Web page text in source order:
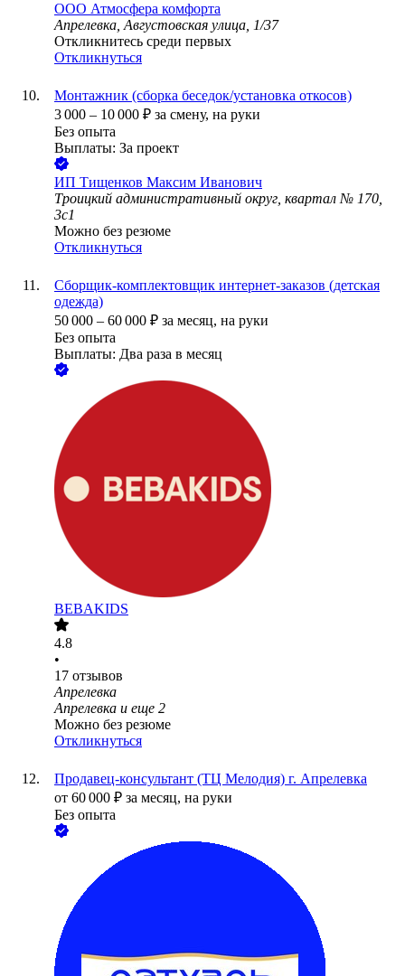
ООО Атмосфера комфорта
Апрелевка, Августовская улица, 1/37
Откликнитесь среди первых
Откликнуться
Монтажник (сборка беседок/установка откосов)
3 000 – 10 000 ₽ за смену, на руки
Без опыта
Выплаты: За проект
ИП Тищенков Максим Иванович
Троицкий административный округ, квартал № 170,
3с1
Можно без резюме
Откликнуться
Сборщик-комплектовщик интернет-заказов (детская
одежда)
50 000 – 60 000 ₽ за месяц, на руки
Без опыта
Выплаты: Два раза в месяц
BEBAKIDS
4.8
•
17 отзывов
Апрелевка
Апрелевка и еще 2
Можно без резюме
Откликнуться
Продавец-консультант (ТЦ Мелодия) г. Апрелевка
от 60 000 ₽ за месяц, на руки
Без опыта